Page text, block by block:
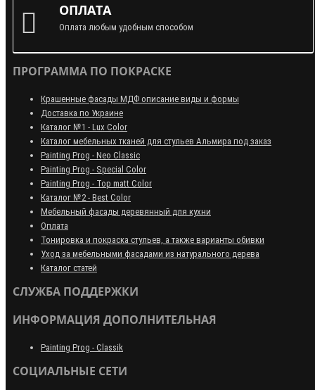
ОПЛАТА
Оплата любым удобным способом
ПРОГРАММА ПО ПОКРАСКЕ
Крашенные фасады МДФ описание виды и формы
Доставка по Украине
Каталог №1 - Lux Color
Каталог мебельных тканей для стульев Альмира под заказ
Painting Prog - Neo Classiс
Painting Prog - Special Color
Painting Prog - Top matt Color
Каталог №2 - Best Color
Мебельный фасады деревянный для кухни
Оплата
Тонировка и покраска стульев, а также варианты обивки
Уход за мебельными фасадами из натурального дерева
Каталог статей
СЛУЖБА ПОДДЕРЖКИ
ИНФОРМАЦИЯ ДОПОЛНИТЕЛЬНАЯ
Painting Prog - Classik
СОЦИАЛЬНЫЕ СЕТИ